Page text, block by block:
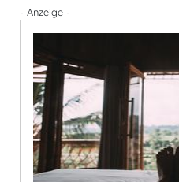
- Anzeige -